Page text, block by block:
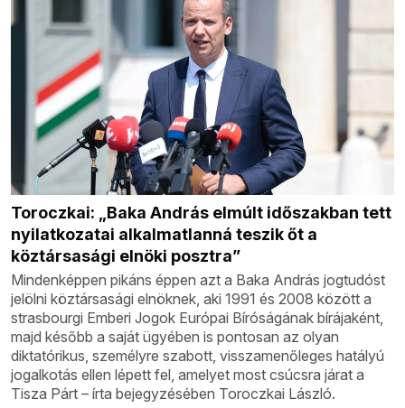
Toroczkai: „Baka András elmúlt időszakban tett
nyilatkozatai alkalmatlanná teszik őt a
köztársasági elnöki posztra”
Mindenképpen pikáns éppen azt a Baka András jogtudóst
jelölni köztársasági elnöknek, aki 1991 és 2008 között a
strasbourgi Emberi Jogok Európai Bíróságának bírájaként,
majd később a saját ügyében is pontosan az olyan
diktatórikus, személyre szabott, visszamenőleges hatályú
jogalkotás ellen lépett fel, amelyet most csúcsra járat a
Tisza Párt – írta bejegyzésében Toroczkai László.